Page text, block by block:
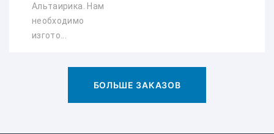
Альтаирика. Нам
необходимо
изгото...
БОЛЬШЕ ЗАКАЗОВ